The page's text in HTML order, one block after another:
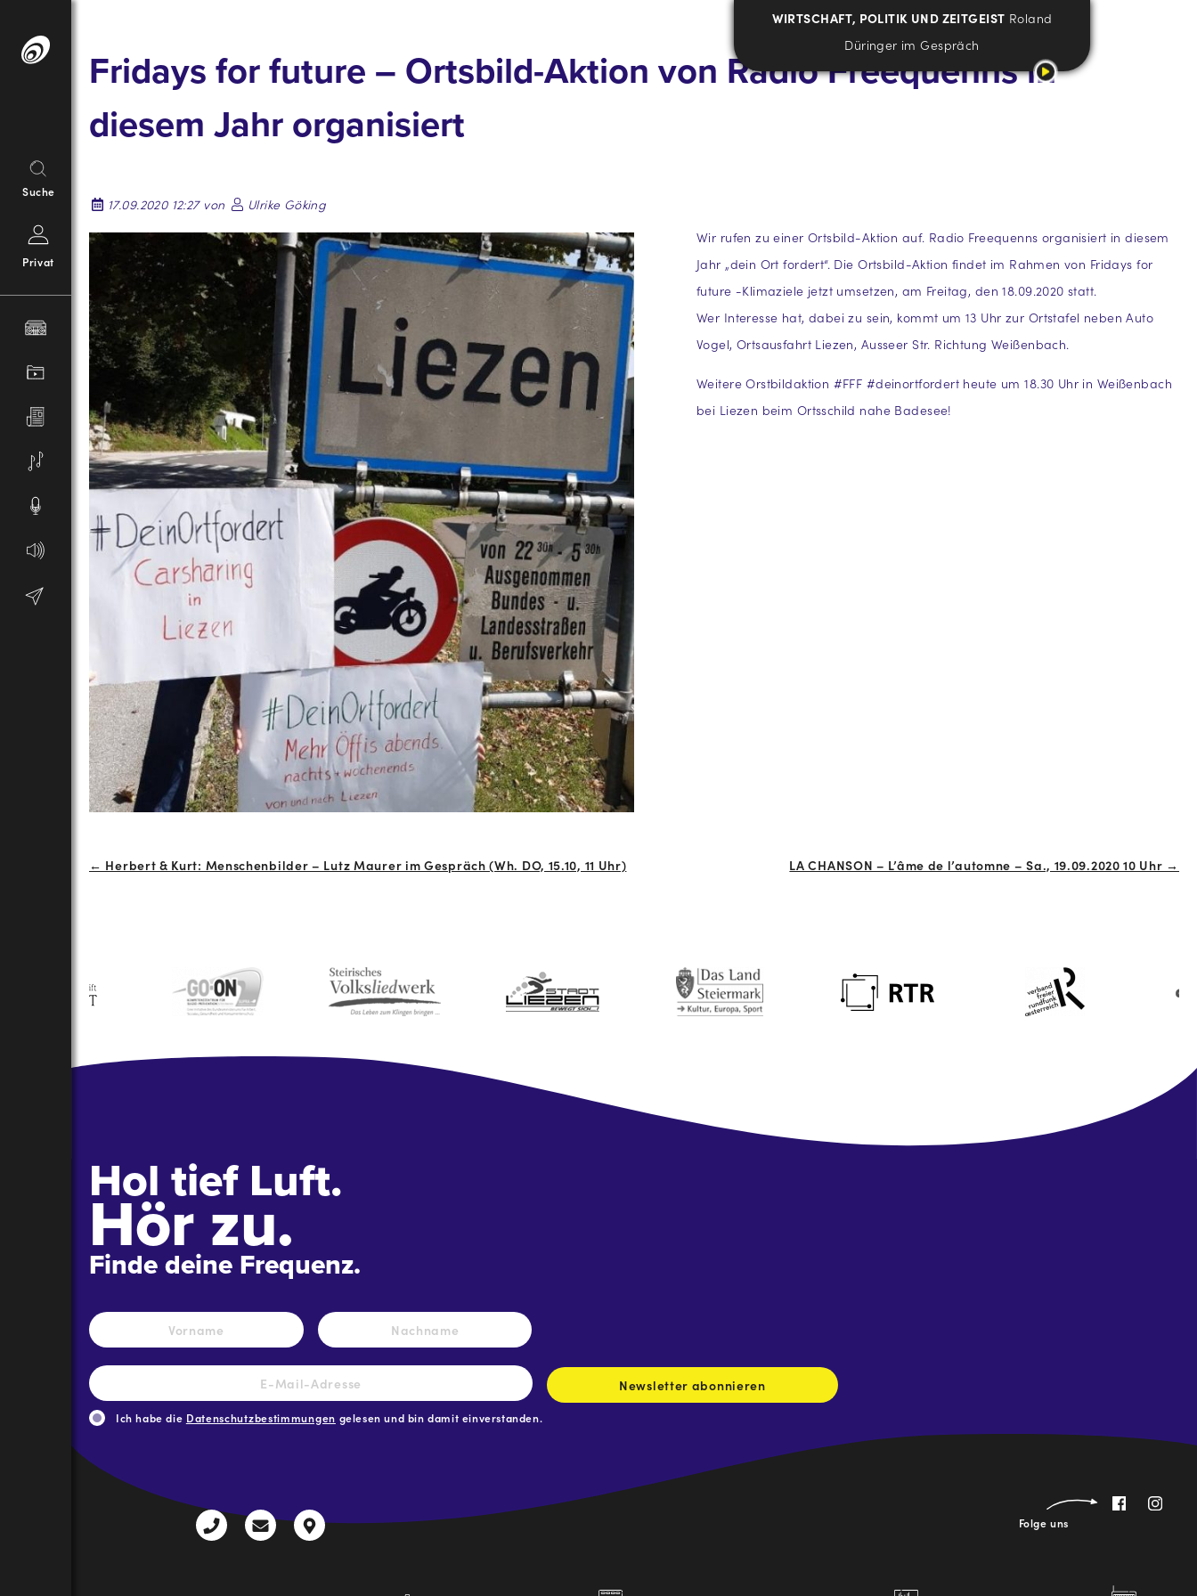
Inhalt
Suche
Privat
WIRTSCHAFT, POLITIK UND ZEITGEIST Roland
Düringer im Gespräch
Fridays for future – Ortsbild-Aktion von Radio Freequenns in
diesem Jahr organisiert
17.09.2020 12:27 von
Ulrike Göking
Wir rufen zu einer Ortsbild-Aktion auf. Radio Freequenns organisiert in diesem
Jahr „dein Ort fordert“. Die Ortsbild-Aktion findet im Rahmen von Fridays for
future -Klimaziele jetzt umsetzen, am Freitag, den 18.09.2020 statt.
Wer Interesse hat, dabei zu sein, kommt um 13 Uhr zur Ortstafel neben Auto
Vogel, Ortsausfahrt Liezen, Ausseer Str. Richtung Weißenbach.
Weitere Orstbildaktion #FFF #deinortfordert heute um 18.30 Uhr in Weißenbach
bei Liezen beim Ortsschild nahe Badesee!
← Herbert & Kurt: Menschenbilder – Lutz Maurer im Gespräch (Wh. DO, 15.10, 11 Uhr) LA CHANSON – L’âme de l’automne – Sa., 19.09.2020 10 Uhr →
Hol tief Luft.
Hör zu.
Finde deine Frequenz.
Name *
Vorname Nachname
E-
Mail-
Adresse *
Newsletter abonnieren
Ich habe die Datenschutzbestimmungen gelesen und bin damit einverstanden.
Folge uns
+43
radio@freequenns.at
Kulturhausstraße